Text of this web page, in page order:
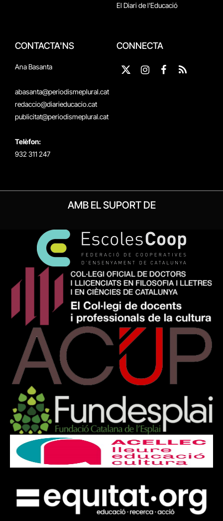
El Diari de l'Educació
CONTACTA'NS
Ana Basanta
abasanta@periodismeplural.cat
redaccio@diarieducacio.cat
publicitat@periodismeplural.cat
Telèfon:
932 311 247
CONNECTA
X
Instagram
Facebook
RSS
AMB EL SUPORT DE